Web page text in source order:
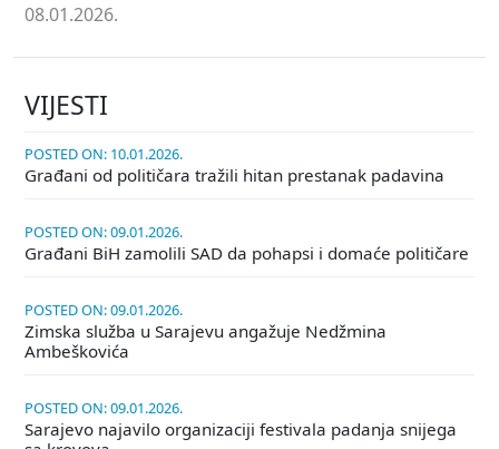
08.01.2026.
VIJESTI
POSTED ON: 10.01.2026.
Građani od političara tražili hitan prestanak padavina
POSTED ON: 09.01.2026.
Građani BiH zamolili SAD da pohapsi i domaće političare
POSTED ON: 09.01.2026.
Zimska služba u Sarajevu angažuje Nedžmina
Ambeškovića
POSTED ON: 09.01.2026.
Sarajevo najavilo organizaciji festivala padanja snijega